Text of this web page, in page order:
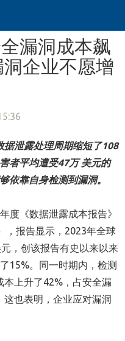
漏洞成本飙
企业不愿增
据泄露处理周期缩短了108
者平均遭受47万美元的
依靠自身检测到漏洞。
度《数据泄露成本报告》
，报告显示，2023年全球
，创该报告有史以来以来
15%。同一时期内，检测
上升了42%，占安全漏
也表明，企业应对漏洞